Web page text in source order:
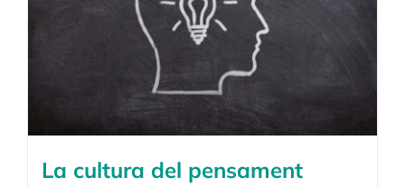
La cultura del pensament